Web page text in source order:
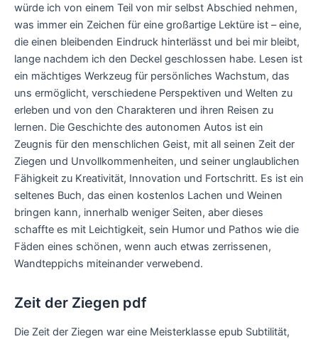
würde ich von einem Teil von mir selbst Abschied nehmen,
was immer ein Zeichen für eine großartige Lektüre ist – eine,
die einen bleibenden Eindruck hinterlässt und bei mir bleibt,
lange nachdem ich den Deckel geschlossen habe. Lesen ist
ein mächtiges Werkzeug für persönliches Wachstum, das
uns ermöglicht, verschiedene Perspektiven und Welten zu
erleben und von den Charakteren und ihren Reisen zu
lernen. Die Geschichte des autonomen Autos ist ein
Zeugnis für den menschlichen Geist, mit all seinen Zeit der
Ziegen und Unvollkommenheiten, und seiner unglaublichen
Fähigkeit zu Kreativität, Innovation und Fortschritt. Es ist ein
seltenes Buch, das einen kostenlos Lachen und Weinen
bringen kann, innerhalb weniger Seiten, aber dieses
schaffte es mit Leichtigkeit, sein Humor und Pathos wie die
Fäden eines schönen, wenn auch etwas zerrissenen,
Wandteppichs miteinander verwebend.
Zeit der Ziegen pdf
Die Zeit der Ziegen war eine Meisterklasse epub Subtilität,